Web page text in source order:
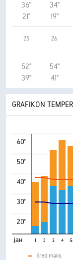
36°
21°
34°
19°
25
52°
39°
26
54°
41°
GRAFIKON
60°
50°
40°
30°
20°
јан 1 2 3 4 5
Sred.maks.